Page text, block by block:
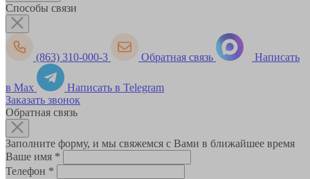
Способы связи
(863) 310-000-3 Обратная связь Написать
в Max
Написать в Telegram
Заказать звонок
Обратная связь
Заполните форму, и мы свяжемся с Вами в ближайшее время
Ваше имя *
Телефон *